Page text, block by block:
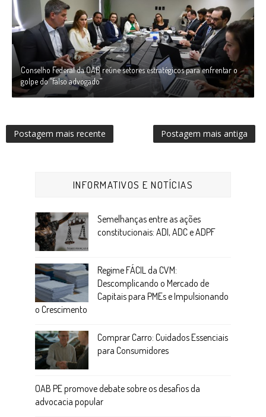
Conselho Federal da OAB reúne setores estratégicos para enfrentar o
golpe do “falso advogado”
Postagem mais recente Postagem mais antiga
INFORMATIVOS E NOTÍCIAS
Semelhanças entre as ações
constitucionais: ADI, ADC e ADPF
Regime FÁCIL da CVM:
Descomplicando o Mercado de
Capitais para PMEs e Impulsionando
o Crescimento
Comprar Carro: Cuidados Essenciais
para Consumidores
OAB PE promove debate sobre os desafios da
advocacia popular